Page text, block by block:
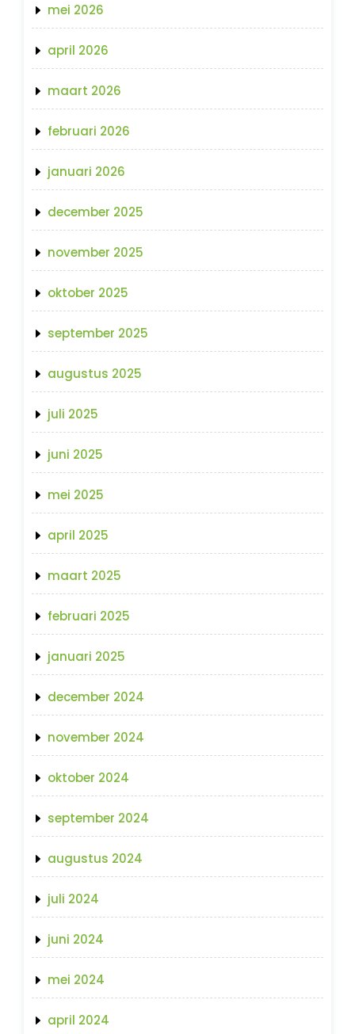
mei 2026
april 2026
maart 2026
februari 2026
januari 2026
december 2025
november 2025
oktober 2025
september 2025
augustus 2025
juli 2025
juni 2025
mei 2025
april 2025
maart 2025
februari 2025
januari 2025
december 2024
november 2024
oktober 2024
september 2024
augustus 2024
juli 2024
juni 2024
mei 2024
april 2024